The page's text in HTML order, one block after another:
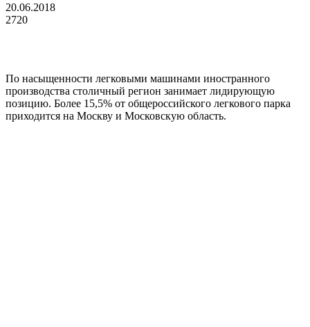
20.06.2018
2720
По насыщенности легковыми машинами иностранного
производства столичный регион занимает лидирующую
позицию. Более 15,5% от общероссийского легкового парка
приходится на Москву и Московскую область.